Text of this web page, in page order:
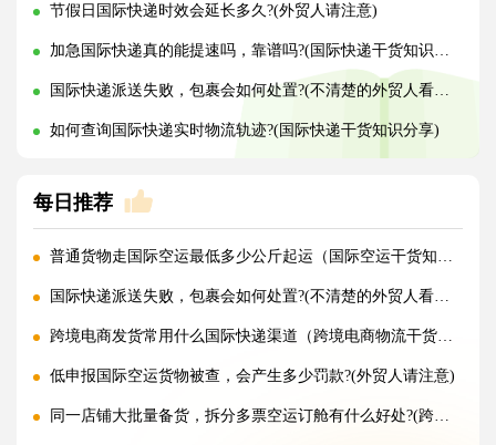
节假日国际快递时效会延长多久?(外贸人请注意)
加急国际快递真的能提速吗，靠谱吗?(国际快递干货知识分享)
国际快递派送失败，包裹会如何处置?(不清楚的外贸人看过来)
如何查询国际快递实时物流轨迹?(国际快递干货知识分享)
每日推荐
普通货物走国际空运最低多少公斤起运（国际空运干货知识分享）
国际快递派送失败，包裹会如何处置?(不清楚的外贸人看过来)
跨境电商发货常用什么国际快递渠道（跨境电商物流干货知识分享）
低申报国际空运货物被查，会产生多少罚款?(外贸人请注意)
同一店铺大批量备货，拆分多票空运订舱有什么好处?(跨境电商卖家必看篇)